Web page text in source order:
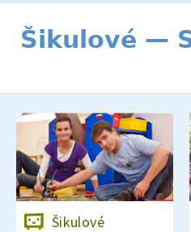
Šikulové —
Šikulové